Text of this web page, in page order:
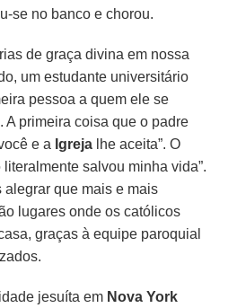
se no banco e chorou.
de graça divina em nossa
um estudante universitário
pessoa a quem ele se
A primeira coisa que o padre
e a Igreja lhe aceita”. O
literalmente salvou minha vida”.
alegrar que mais e mais
lugares onde os católicos
graças à equipe paroquial
jesuíta em Nova York